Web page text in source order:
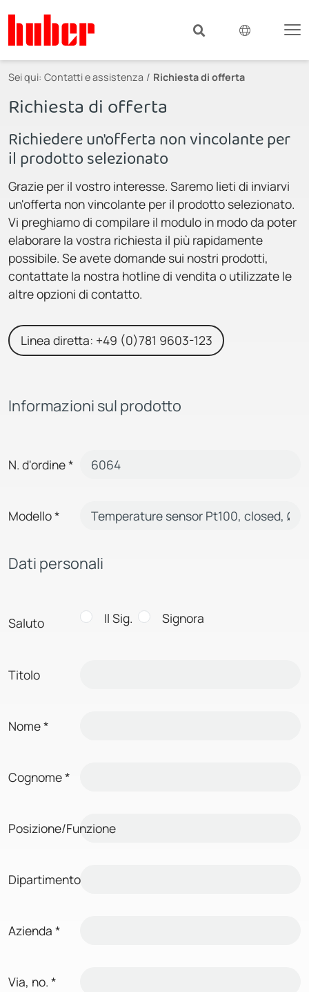
Sei qui: Contatti e assistenza Richiesta di offerta
Richiesta di offerta
Richiedere un'offerta non vincolante per
il prodotto selezionato
Grazie per il vostro interesse. Saremo lieti di inviarvi
un'offerta non vincolante per il prodotto selezionato.
Vi preghiamo di compilare il modulo in modo da poter
elaborare la vostra richiesta il più rapidamente
possibile. Se avete domande sui nostri prodotti,
contattate la nostra hotline di vendita o utilizzate le
altre opzioni di contatto.
Linea diretta: +49 (0)781 9603-123
Informazioni sul prodotto
N. d'ordine*
Modello*
Dati personali
Saluto Il Sig. Signora
Titolo
Nome*
Cognome*
Posizione/Funzione
Dipartimento
Azienda *
Via, no. *